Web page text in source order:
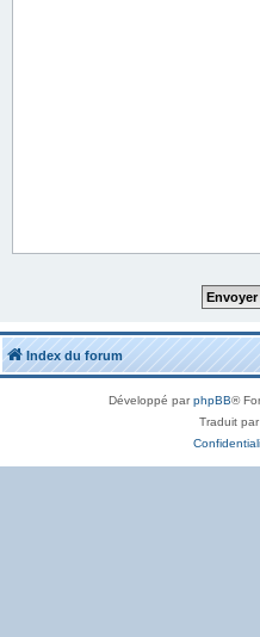
Index du forum
Développé parphpBB®
Traduit par